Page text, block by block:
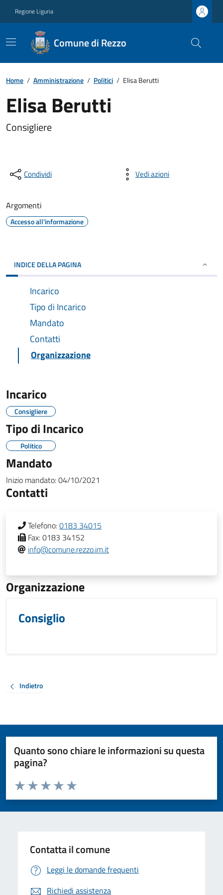
Regione Liguria
Comune di Rezzo
Home / Amministrazione / Politici / Elisa Berutti
Elisa Berutti
Consigliere
Condividi Vedi azioni
Argomenti
Accesso all'informazione
INDICE DELLA PAGINA
Incarico
Tipo di Incarico
Mandato
Contatti
Organizzazione
Incarico
Consigliere
Tipo di Incarico
Politico
Mandato
Inizio mandato:04/10/2021
Contatti
Telefono:0183 34015
Fax:0183 34152
info@comune.rezzo.im.it
Organizzazione
Consiglio
Indietro
Quanto sono chiare le informazioni su questa
pagina?
Valuta da 1 a 5 stelle la pagina
Valuta 5 stelle su 5
Valuta 4 stelle su 5
Valuta 3 stelle su 5
Valuta 2 stelle su 5
Valuta 1 stelle su 5
Contatta il comune
Leggi le domande frequenti
Richiedi assistenza